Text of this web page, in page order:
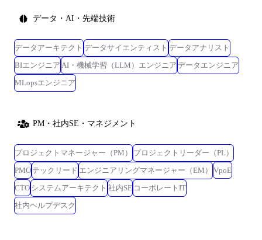
データ・AI・先端技術
データアーキテクト データサイエンティスト データアナリスト
BIエンジニア AI・機械学習（LLM）エンジニア データエンジニア
MLopsエンジニア
PM・社内SE・マネジメント
プロジェクトマネージャー（PM）
プロジェクトリーダー（PL）
PMO テックリード エンジニアリングマネージャー（EM）
VpoE
CTO システムアーキテクト 社内SE コーポレートIT
社内ヘルプデスク